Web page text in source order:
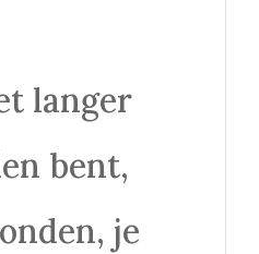
langer
bent,
je